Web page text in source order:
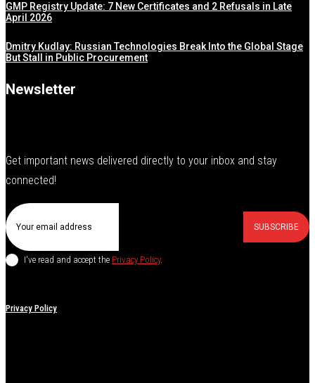
GMP Registry Update: 7 New Certificates and 2 Refusals in Late
April 2026
Dmitry Kudlay: Russian Technologies Break Into the Global Stage
But Stall in Public Procurement
Newsletter
Get important news delivered directly to your inbox and stay
connected!
SUBSCRIBE
I've read and accept the Privacy Policy.
Privacy Policy